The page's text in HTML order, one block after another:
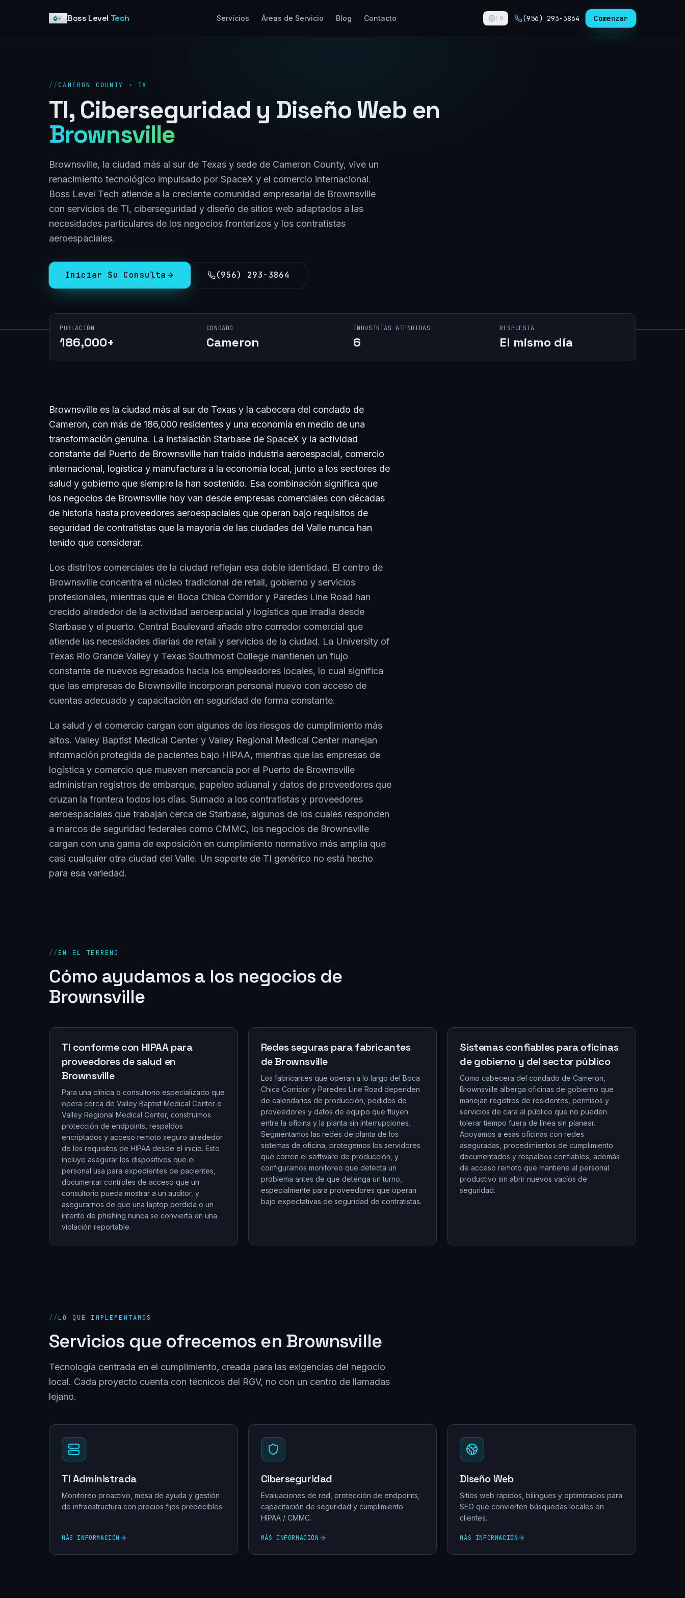
Boss Level Tech Servicios Áreas de Servicio Blog Contacto EN (956) 293-3864 Comenzar
//CAMERON COUNTY · TX
TI, Ciberseguridad y Diseño Web en
Brownsville
Brownsville, la ciudad más al sur de Texas y sede de Cameron County, vive un
renacimiento tecnológico impulsado por SpaceX y el comercio internacional.
Boss Level Tech atiende a la creciente comunidad empresarial de Brownsville
con servicios de TI, ciberseguridad y diseño de sitios web adaptados a las
necesidades particulares de los negocios fronterizos y los contratistas
aeroespaciales.
Iniciar Su Consulta (956) 293-3864
POBLACIÓN
186,000+
CONDADO
Cameron
INDUSTRIAS ATENDIDAS
6
RESPUESTA
El mismo día
Brownsville es la ciudad más al sur de Texas y la cabecera del condado de
Cameron, con más de 186,000 residentes y una economía en medio de una
transformación genuina. La instalación Starbase de SpaceX y la actividad
constante del Puerto de Brownsville han traído industria aeroespacial, comercio
internacional, logística y manufactura a la economía local, junto a los sectores de
salud y gobierno que siempre la han sostenido. Esa combinación significa que
los negocios de Brownsville hoy van desde empresas comerciales con décadas
de historia hasta proveedores aeroespaciales que operan bajo requisitos de
seguridad de contratistas que la mayoría de las ciudades del Valle nunca han
tenido que considerar.
Los distritos comerciales de la ciudad reflejan esa doble identidad. El centro de
Brownsville concentra el núcleo tradicional de retail, gobierno y servicios
profesionales, mientras que el Boca Chica Corridor y Paredes Line Road han
crecido alrededor de la actividad aeroespacial y logística que irradia desde
Starbase y el puerto. Central Boulevard añade otro corredor comercial que
atiende las necesidades diarias de retail y servicios de la ciudad. La University of
Texas Rio Grande Valley y Texas Southmost College mantienen un flujo
constante de nuevos egresados hacia los empleadores locales, lo cual significa
que las empresas de Brownsville incorporan personal nuevo con acceso de
cuentas adecuado y capacitación en seguridad de forma constante.
La salud y el comercio cargan con algunos de los riesgos de cumplimiento más
altos. Valley Baptist Medical Center y Valley Regional Medical Center manejan
información protegida de pacientes bajo HIPAA, mientras que las empresas de
logística y comercio que mueven mercancía por el Puerto de Brownsville
administran registros de embarque, papeleo aduanal y datos de proveedores que
cruzan la frontera todos los días. Sumado a los contratistas y proveedores
aeroespaciales que trabajan cerca de Starbase, algunos de los cuales responden
a marcos de seguridad federales como CMMC, los negocios de Brownsville
cargan con una gama de exposición en cumplimiento normativo más amplia que
casi cualquier otra ciudad del Valle. Un soporte de TI genérico no está hecho
para esa variedad.
//EN EL TERRENO
Cómo ayudamos a los negocios de
Brownsville
TI conforme con HIPAA para
proveedores de salud en
Brownsville
Para una clínica o consultorio especializado que
opera cerca de Valley Baptist Medical Center o
Valley Regional Medical Center, construimos
protección de endpoints, respaldos
encriptados y acceso remoto seguro alrededor
de los requisitos de HIPAA desde el inicio. Esto
incluye asegurar los dispositivos que el
personal usa para expedientes de pacientes,
documentar controles de acceso que un
consultorio pueda mostrar a un auditor, y
asegurarnos de que una laptop perdida o un
intento de phishing nunca se convierta en una
violación reportable.
Redes seguras para fabricantes
de Brownsville
Los fabricantes que operan a lo largo del Boca
Chica Corridor y Paredes Line Road dependen
de calendarios de producción, pedidos de
proveedores y datos de equipo que fluyen
entre la oficina y la planta sin interrupciones.
Segmentamos las redes de planta de los
sistemas de oficina, protegemos los servidores
que corren el software de producción, y
configuramos monitoreo que detecta un
problema antes de que detenga un turno,
especialmente para proveedores que operan
bajo expectativas de seguridad de contratistas.
Sistemas confiables para oficinas
de gobierno y del sector público
Como cabecera del condado de Cameron,
Brownsville alberga oficinas de gobierno que
manejan registros de residentes, permisos y
servicios de cara al público que no pueden
tolerar tiempo fuera de línea sin planear.
Apoyamos a esas oficinas con redes
aseguradas, procedimientos de cumplimiento
documentados y respaldos confiables, además
de acceso remoto que mantiene al personal
productivo sin abrir nuevos vacíos de
seguridad.
//LO QUE IMPLEMENTAMOS
Servicios que ofrecemos en Brownsville
Tecnología centrada en el cumplimiento, creada para las exigencias del negocio
local. Cada proyecto cuenta con técnicos del RGV, no con un centro de llamadas
lejano.
TI Administrada
Monitoreo proactivo, mesa de ayuda y gestión
de infraestructura con precios fijos predecibles.
MÁS INFORMACIÓN
Ciberseguridad
Evaluaciones de red, protección de endpoints,
capacitación de seguridad y cumplimiento
HIPAA / CMMC.
MÁS INFORMACIÓN
Diseño Web
Sitios web rápidos, bilingües y optimizados para
SEO que convierten búsquedas locales en
clientes.
MÁS INFORMACIÓN